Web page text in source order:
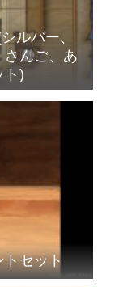
ルバー、
さんご、あ
ト)
トセット